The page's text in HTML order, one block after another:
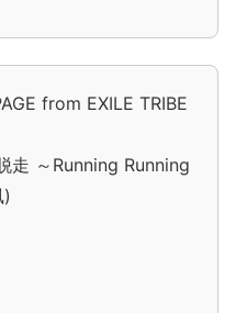
from EXILE TRIBE
走 ～Running Running